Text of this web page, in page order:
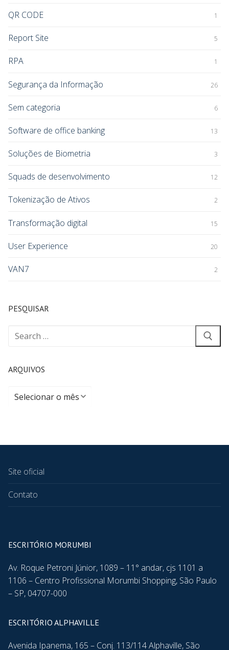
QR CODE 1
Report Site 5
RPA 1
Segurança da Informação 26
Sem categoria 6
Software de office banking 13
Soluções de Biometria 3
Squads de desenvolvimento 12
Tokenização de Ativos 2
Transformação digital 15
User Experience 20
VAN7 2
PESQUISAR
ARQUIVOS
Site oficial
Contato
ESCRITÓRIO MORUMBI
Av. Roque Petroni Júnior, 1089 – 11° andar, cjs 1101 a
1106 – Centro Profissional Morumbi Shopping, São Paulo
– SP, 04707-000
ESCRITÓRIO ALPHAVILLE
Avenida Ipanema, 165 – Conj. 113/114 Alphaville, São